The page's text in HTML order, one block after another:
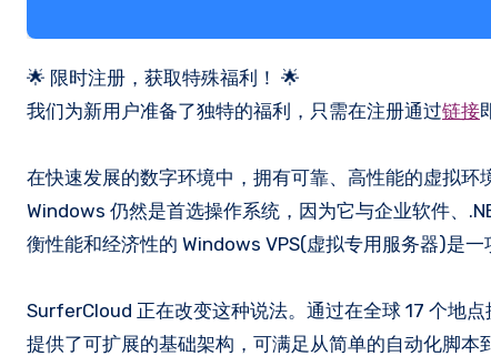
🌟 限时注册，获取特殊福利！ 🌟
我们为新用户准备了独特的福利，只需在注册通过链接
在快速发展的数字环境中，拥有可靠、高性能的虚拟
Windows 仍然是首选操作系统，因为它与企业软件、
衡性能和经济性的 Windows VPS(虚拟专用服务器)是
SurferCloud 正在改变这种说法。通过在全球 17 个地
提供了可扩展的基础架构，可满足从简单的自动化脚本